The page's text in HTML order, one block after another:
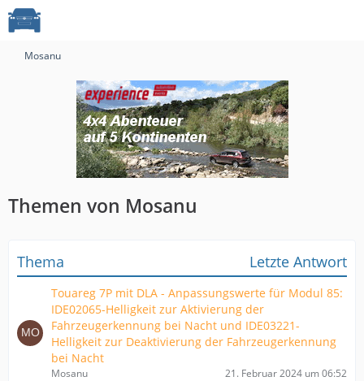
Mosanu
Themen von Mosanu
Thema Letzte Antwort
Touareg 7P mit DLA - Anpassungswerte für Modul 85:
IDE02065-Helligkeit zur Aktivierung der
Fahrzeugerkennung bei Nacht und IDE03221-
Helligkeit zur Deaktivierung der Fahrzeugerkennung
bei Nacht
Mosanu 21. Februar 2024 um 06:52